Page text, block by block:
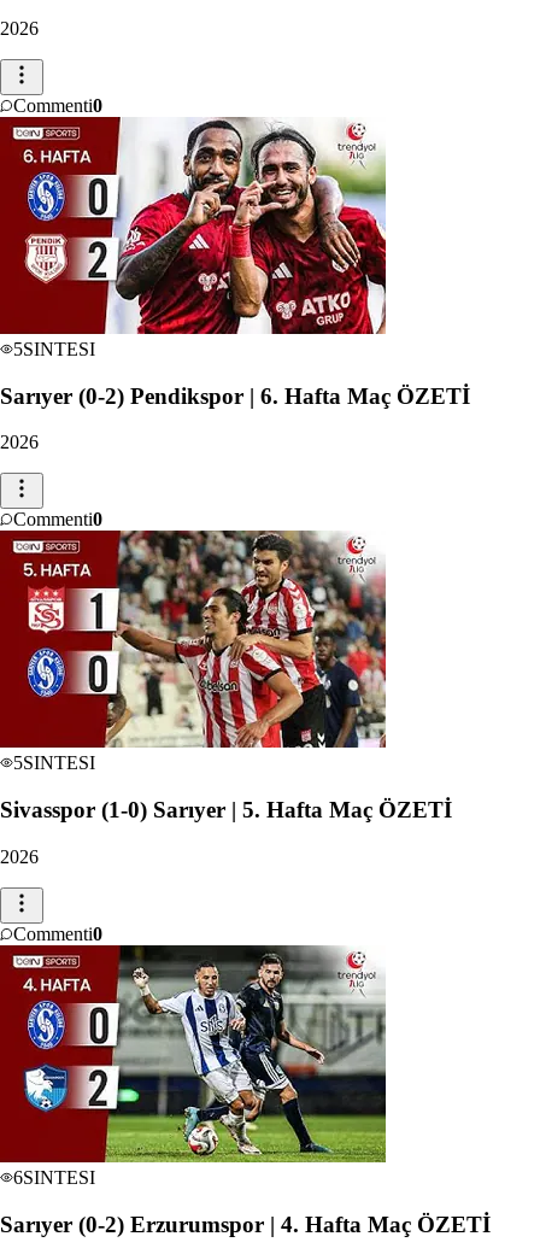
2026
Commenti0
5SINTESI
Sarıyer (0-2) Pendikspor | 6. Hafta Maç ÖZETİ
2026
Commenti0
5SINTESI
Sivasspor (1-0) Sarıyer | 5. Hafta Maç ÖZETİ
2026
Commenti0
6SINTESI
Sarıyer (0-2) Erzurumspor | 4. Hafta Maç ÖZETİ